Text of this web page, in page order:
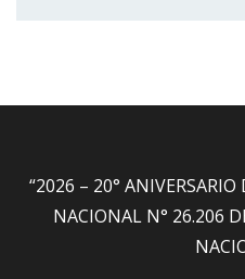
“2026 – 20°
NACIONAL N° 26.206